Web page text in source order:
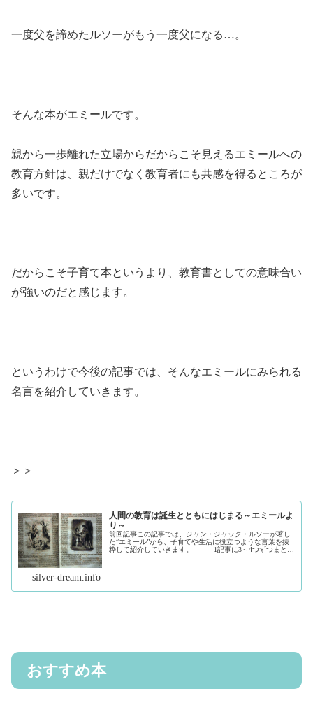
一度父を諦めたルソーがもう一度父になる…。
そんな本がエミールです。
親から一歩離れた立場からだからこそ見えるエミールへの
教育方針は、親だけでなく教育者にも共感を得るところが
多いです。
だからこそ子育て本というより、教育書としての意味合い
が強いのだと感じます。
というわけで今後の記事では、そんなエミールにみられる
名言を紹介していきます。
＞＞
人間の教育は誕生とともにはじまる～エミールよ
り～
前回記事この記事では、ジャン・ジャック・ルソーが著し
た“エミール”から、子育てや生活に役立つような言葉を抜
粋して紹介していきます。 1記事に3～4つずつまとめ
silver-dream.info
おすすめ本